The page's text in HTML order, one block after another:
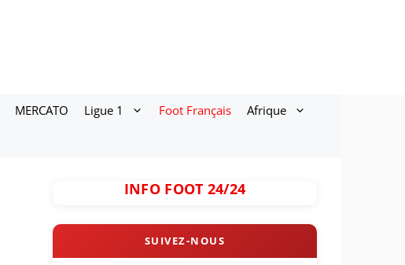
MERCATO Ligue 1 Foot Français Afrique
INFO FOOT 24/24